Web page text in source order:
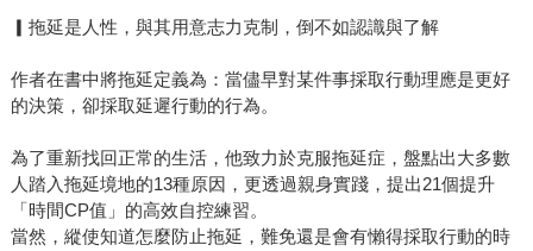
▎拖延是人性，與其用意志力克制，倒不如認識與了解
作者在書中將拖延定義為：當儘早對某件事採取行動理應是更好
的決策，卻採取延遲行動的行為。
為了重新找回正常的生活，他致力於克服拖延症，盤點出大多數
人踏入拖延境地的13種原因，更透過親身實踐，提出21個提升
「時間CP值」的高效自控練習。
當然，縱使知道怎麼防止拖延，難免還是會有懶得採取行動的時